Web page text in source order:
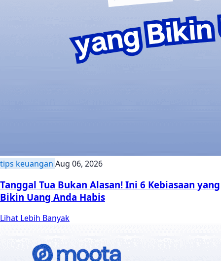
tips keuangan Aug 06, 2026
Tanggal Tua Bukan Alasan! Ini 6 Kebiasaan yang
Bikin Uang Anda Habis
Lihat Lebih Banyak